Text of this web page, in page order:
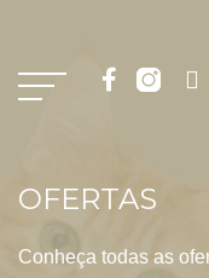
OFERTAS
Conheça todas as